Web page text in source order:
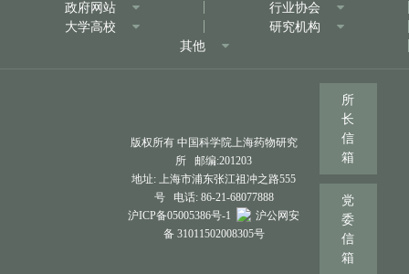
政府网站
行业协会
大学高校
研究机构
其他
版权所有 中国科学院上海药物研究
所 邮编:201203
地址: 上海市浦东张江祖冲之路555
号 电话: 86-21-68077888
沪ICP备05005386号-1
沪公网安
备 31011502008305号
所
长
信
箱
党
委
信
箱